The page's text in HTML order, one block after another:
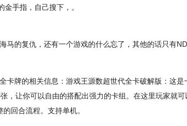
手指，自己搜下，。
的复仇，还有一个游戏的什么忘了，其他的话只有
牌的相关信息：游戏王源数超世代全卡破解版：这是
，让你可以自由的搭配出强力的卡组。在这里玩家就
回合流程。支持单机。